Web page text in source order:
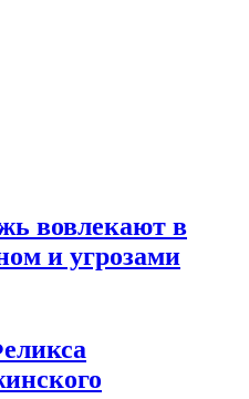
вовлекают в
и угрозами